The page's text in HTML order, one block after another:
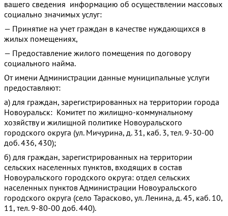
вашего сведения информацию об осуществлении массовых
социально значимых услуг:
— Принятие на учет граждан в качестве нуждающихся в
жилых помещениях,
— Предоставление жилого помещения по договору
социального найма.
От имени Администрации данные муниципальные услуги
предоставляют:
а) для граждан, зарегистрированных на территории города
Новоуральск: Комитет по жилищно-коммунальному
хозяйству и жилищной политике Новоуральского
городского округа (ул. Мичурина, д. 31, каб. 3, тел. 9-30-00
доб. 436, 430);
б) для граждан, зарегистрированных на территории
сельских населенных пунктов, входящих в состав
Новоуральского городского округа: отдел сельских
населенных пунктов Администрации Новоуральского
городского округа (село Тарасково, ул. Ленина, д. 45, каб. 10,
11, тел. 9-80-00 доб. 440).